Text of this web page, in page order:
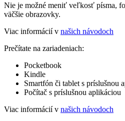
Nie je možné meniť veľkosť písma,
väčšie obrazovky.
Viac informácií v našich návodoch
Prečítate na zariadeniach:
Pocketbook
Kindle
Smartfón či tablet s príslušnou
Počítač s príslušnou aplikáciou
Viac informácií v našich návodoch